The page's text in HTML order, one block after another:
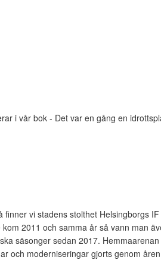
i vår bok - Det var en gång en
vi stadens stolthet Helsingborgs
2011 och samma år så vann man
säsonger sedan 2017.
och moderniseringar gjorts genom